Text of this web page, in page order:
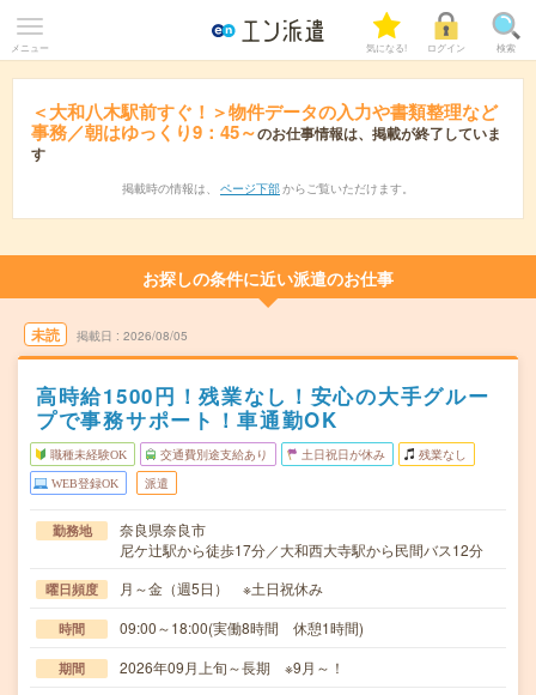
メニュー 気になる! ログイン 検索
＜大和八木駅前すぐ！＞物件データの入力や書類整理など
事務／朝はゆっくり9：45～のお仕事情報は、掲載が終了していま
す
掲載時の情報は、 ページ下部 からご覧いただけます。
お探しの条件に近い派遣のお仕事
未読 掲載日 2026/08/05
高時給1500円！残業なし！安心の大手グルー
プで事務サポート！車通勤OK
職種未経験OK 交通費別途支給あり 土日祝日が休み 残業なし
WEB登録OK 派遣
勤務地
奈良県奈良市
尼ケ辻駅から徒歩17分／大和西大寺駅から民間バス12分
曜日頻度 月～金（週5日） ※土日祝休み
時間 09:00～18:00(実働8時間 休憩1時間)
期間 2026年09月上旬～長期 ※9月～！